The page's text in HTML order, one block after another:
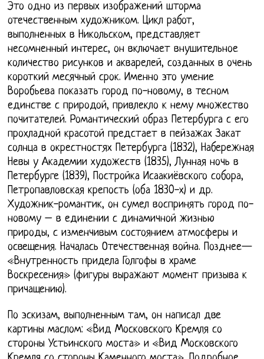
Это одно из первых изображений шторма
отечественным художником. Цикл работ,
выполненных в Никольском, представляет
несомненный интерес, он включает внушительное
количество рисунков и акварелей, созданных в очень
короткий месячный срок. Именно это умение
Воробьева показать город по-новому, в тесном
единстве с природой, привлекло к нему множество
почитателей. Романтический образ Петербурга с его
прохладной красотой предстает в пейзажах Закат
солнца в окрестностях Петербурга (1832), Набережная
Невы у Академии художеств (1835), Лунная ночь в
Петербурге (1839), Постройка Исаакиёвского собора,
Петропавловская крепость (оба 1830-х) и др.
Художник-романтик, он сумел воспринять город по-
новому – в единении с динамичной жизнью
природы, с изменчивым состоянием атмосферы и
освещения. Началась Отечественная война. Позднее—
«Внутренность придела Голгофы в храме
Воскресения» (фигуры выражают момент призыва к
причащению).
По эскизам, выполненным там, он написал две
картины маслом: «Вид Московского Кремля со
стороны Устьинского моста» и «Вид Московского